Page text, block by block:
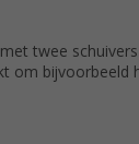
twee
om bijvoorbeeld